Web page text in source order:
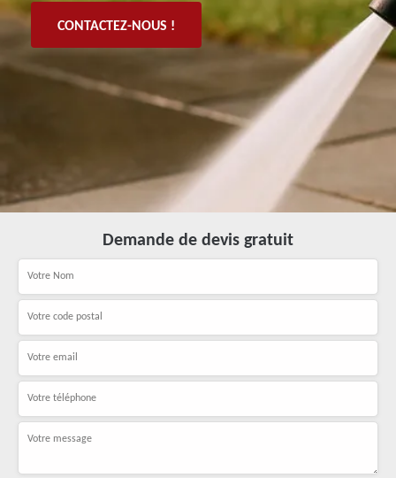
CONTACTEZ-NOUS !
Demande de devis gratuit